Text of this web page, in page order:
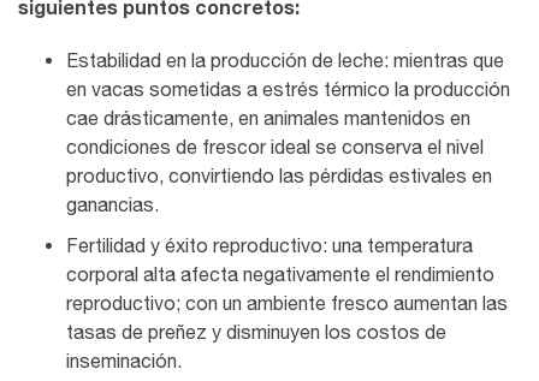
siguientes puntos concretos:
Estabilidad en la producción de leche: mientras que
en vacas sometidas a estrés térmico la producción
cae drásticamente, en animales mantenidos en
condiciones de frescor ideal se conserva el nivel
productivo, convirtiendo las pérdidas estivales en
ganancias.
Fertilidad y éxito reproductivo: una temperatura
corporal alta afecta negativamente el rendimiento
reproductivo; con un ambiente fresco aumentan las
tasas de preñez y disminuyen los costos de
inseminación.